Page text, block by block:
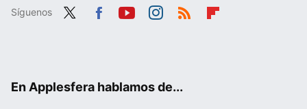
Síguenos
En Applesfera hablamos de...